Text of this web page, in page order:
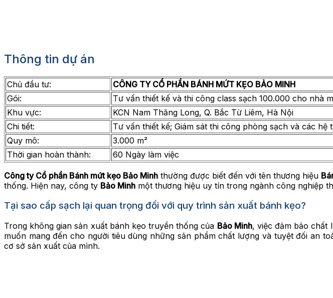
Thông tin dự án
Chủ đầu tư:
CÔNG TY CỔ PHẦN BÁNH MỨT KẸO BẢO MINH
Gói:
Tư vấn thiết kế và thi công class sạch 100.000 cho nhà
Khu vực:
KCN Nam Thăng Long, Q. Bắc Từ Liêm, Hà Nội
Chi tiết:
Tư vấn thiết kế; Giám sát thi công phòng sạch và các hệ
Quy mô:
3.000 m²
Thời gian hoàn thành:
60 Ngày làm việc
Công ty Cổ phần Bánh mứt kẹo Bảo Minh thường được biết đến với tên thương hiệu
thống. Hiện nay, công ty Bảo Minh một thương hiệu uy tín trong ngành công nghiệp
Tại sao cấp sạch lại quan trọng đối với quy trình sản xuất bánh kẹo?
Trong không gian sản xuất bánh kẹo truyền thống của Bảo Minh, việc đảm bảo chất
muốn mang đến cho người tiêu dùng những sản phẩm chất lượng và tuyệt đối an
cơ sở sản xuất của mình.